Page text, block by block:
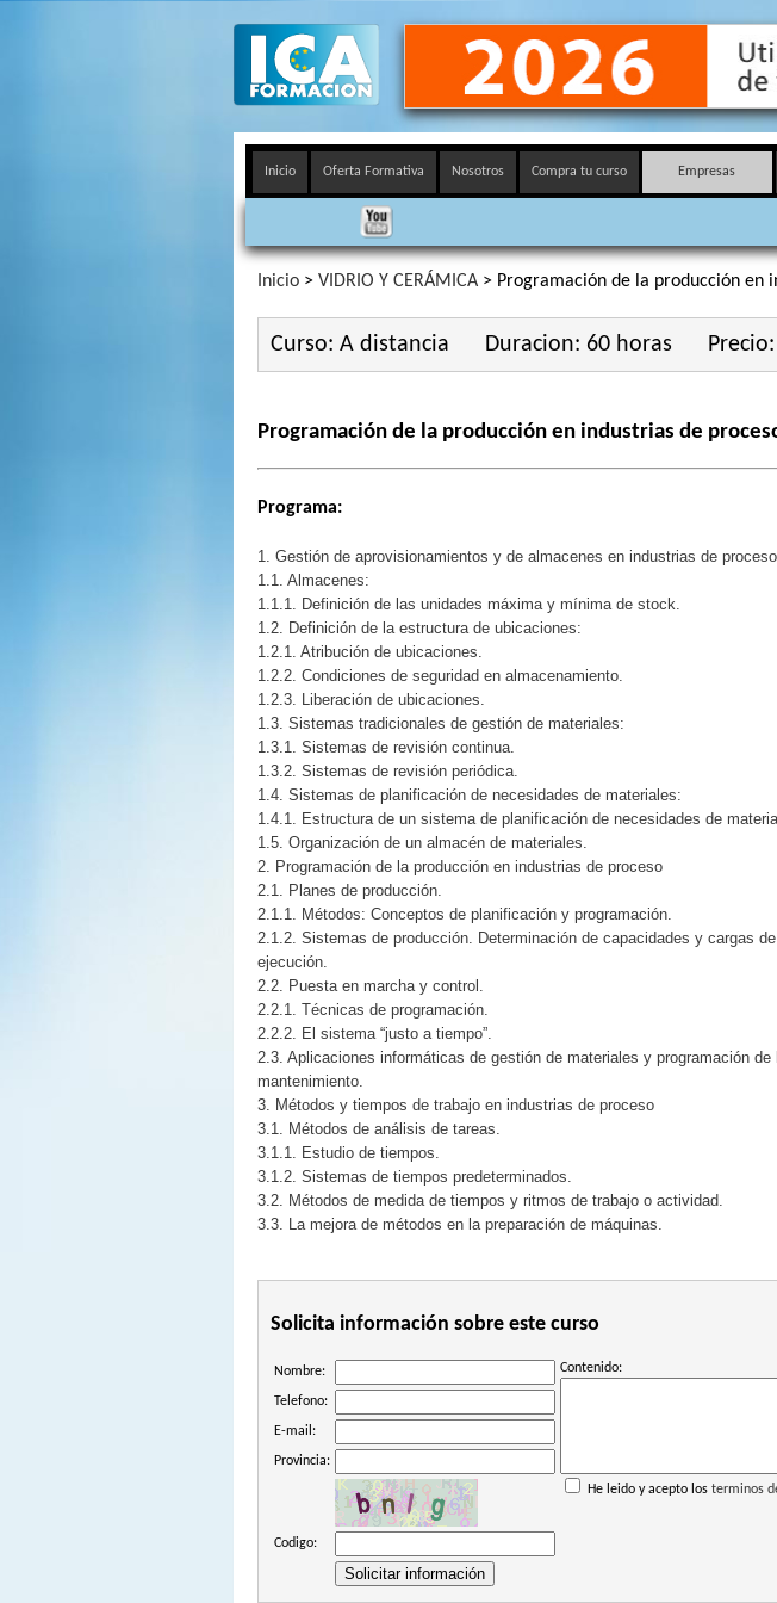
Inicio Oferta Formativa Nosotros Compra tu curso Empresas
Inicio> VIDRIO Y CERÁMICA> Programación de la producción en
Curso: A distancia Duracion: 60 horas
Programación de la producción en industrias de
Programa:
1. Gestión de aprovisionamientos y de almacenes en industrias de proceso
1.1. Almacenes:
1.1.1. Definición de las unidades máxima y mínima de stock.
1.2. Definición de la estructura de ubicaciones:
1.2.1. Atribución de ubicaciones.
1.2.2. Condiciones de seguridad en almacenamiento.
1.2.3. Liberación de ubicaciones.
1.3. Sistemas tradicionales de gestión de materiales:
1.3.1. Sistemas de revisión continua.
1.3.2. Sistemas de revisión periódica.
1.4. Sistemas de planificación de necesidades de materiales:
1.4.1. Estructura de un sistema de planificación de necesidades de
1.5. Organización de un almacén de materiales.
2. Programación de la producción en industrias de proceso
2.1. Planes de producción.
2.1.1. Métodos: Conceptos de planificación y programación.
2.1.2. Sistemas de producción. Determinación de capacidades y cargas
ejecución.
2.2. Puesta en marcha y control.
2.2.1. Técnicas de programación.
2.2.2. El sistema “justo a tiempo”.
2.3. Aplicaciones informáticas de gestión de materiales y programación de
mantenimiento.
3. Métodos y tiempos de trabajo en industrias de proceso
3.1. Métodos de análisis de tareas.
3.1.1. Estudio de tiempos.
3.1.2. Sistemas de tiempos predeterminados.
3.2. Métodos de medida de tiempos y ritmos de trabajo o actividad.
3.3. La mejora de métodos en la preparación de máquinas.
Solicita información sobre este curso
Nombre: Contenido:
He leido y acepto los terminos
Telefono:
E-mail:
Provincia:
Codigo: